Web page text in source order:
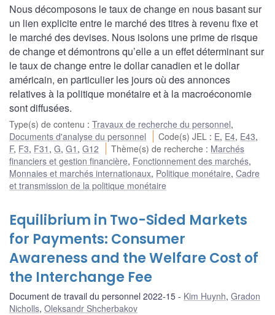
Nous décomposons le taux de change en nous basant sur
un lien explicite entre le marché des titres à revenu fixe et
le marché des devises. Nous isolons une prime de risque
de change et démontrons qu’elle a un effet déterminant sur
le taux de change entre le dollar canadien et le dollar
américain, en particulier les jours où des annonces
relatives à la politique monétaire et à la macroéconomie
sont diffusées.
Type(s) de contenu : Travaux de recherche du personnel,
Documents d'analyse du personnel
Code(s) JEL : E, E4, E43,
F, F3, F31 , G, G1 , G12 Thème(s) de recherche : Marchés
financiers et gestion financière, Fonctionnement des marchés,
Monnaies et marchés internationaux, Politique monétaire, Cadre
et transmission de la politique monétaire
Equilibrium in Two-Sided Markets
for Payments: Consumer
Awareness and the Welfare Cost of
the Interchange Fee
Document de travail du personnel 2022-15 Kim Huynh, Gradon
Nicholls, Oleksandr Shcherbakov